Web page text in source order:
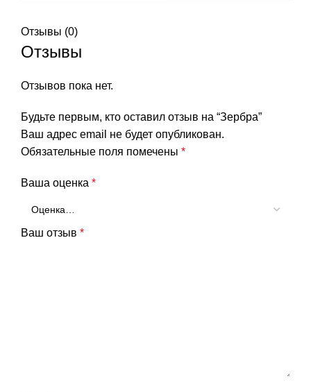
Отзывы (0)
Отзывы
Отзывов пока нет.
Будьте первым, кто оставил отзыв на “Зербра”
Ваш адрес email не будет опубликован.
Обязательные поля помечены *
Ваша оценка *
Ваш отзыв *